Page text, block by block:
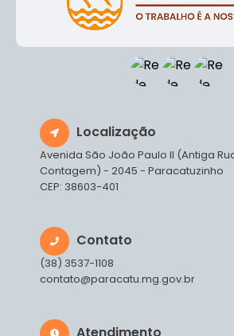
Localização
Avenida São João Paulo II (Antiga
Contagem) - 2045 - Paracatuzinho
CEP: 38603-401
Contato
(38) 3537-1108
contato@paracatu.mg.gov.br